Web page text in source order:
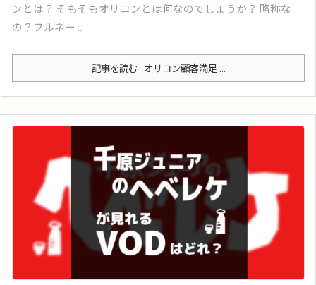
ンとは？ そもそもオリコンとは何なのでしょうか？ 略称な
の？フルネー ...
記事を読む オリコン顧客満足 ...